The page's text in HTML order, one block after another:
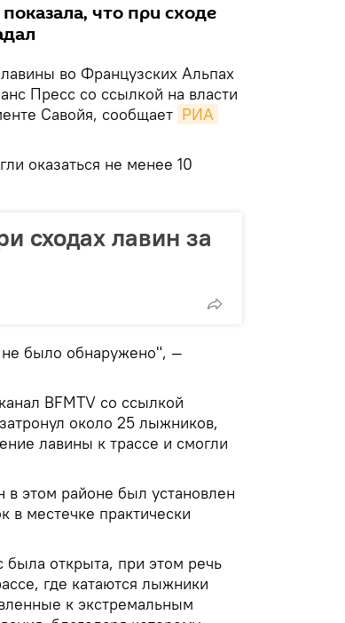
что при сходе
во Французских Альпах
Пресс со ссылкой на власти
Савойя, сообщает РИА
оказаться не менее 10
сходах лавин за
было обнаружено", —
BFMTV со ссылкой
около 25 лыжников,
лавины к трассе и смогли
в этом районе был установлен
в местечке практически
открыта, при этом речь
где катаются лыжники
к экстремальным